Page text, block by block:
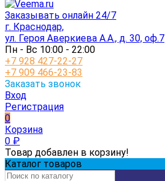
Заказывать онлайн 24/7
г. Краснодар,
ул. Героя Аверкиева А.А., д. 30, оф.7
Пн - Вс 10:00 - 22:00
+7 928 427-22-27
+7 909 466-23-83
Заказать звонок
Вход
Регистрация
0
Корзина
0 ₽
Товар добавлен в корзину!
Каталог товаров